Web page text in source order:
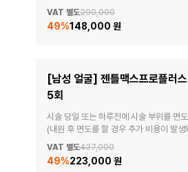
VAT 별도290,000
49%148,000 원
[남성 얼굴] 젠틀맥스프로플러
5회
시술 당일 또는 하루전에 시술 부위를 면
(내원 후 면도를 할 경우 추가 비용이 발생
VAT 별도437,000
49%223,000 원